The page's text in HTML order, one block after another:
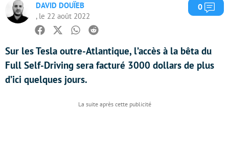
DAVID DOUÏEB
, le 22 août 2022
0
Facebook
TwitterWhatsapp
Reddit
Sur les Tesla outre-Atlantique, l’accès à la bêta du
Full Self-Driving sera facturé 3000 dollars de plus
d’ici quelques jours.